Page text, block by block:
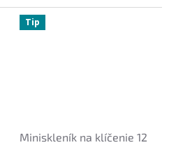
neustále svetlo a sledovanie
rastu...
Tip
Miniskleník na klíčenie 12